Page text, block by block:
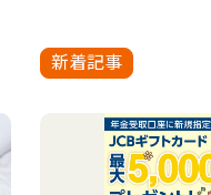
新着記事